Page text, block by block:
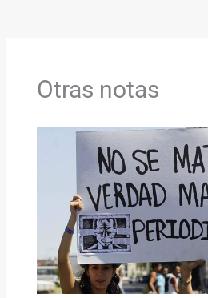
Otras notas